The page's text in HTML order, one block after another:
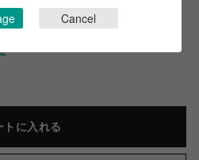
ら
00分 〜
トに入れる
Cancel